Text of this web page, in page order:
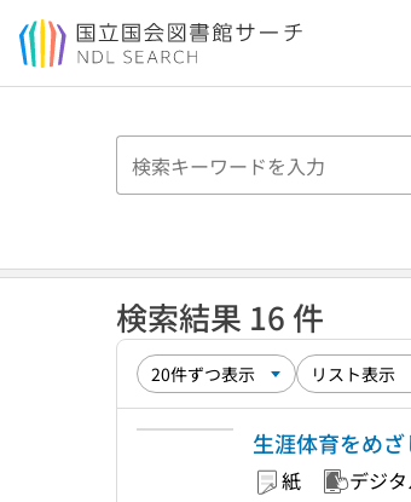
本文へ移動
検索結果 16 件
生涯体育をめ
紙 デジ